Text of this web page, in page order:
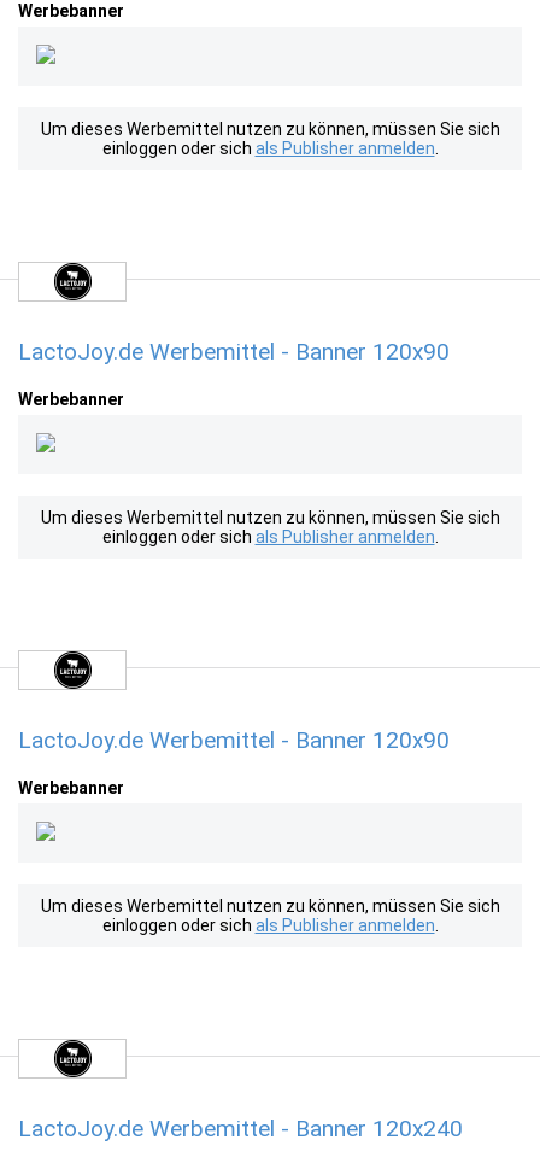
Werbebanner
Um dieses Werbemittel nutzen zu können, müssen Sie sich
einloggen oder sich als Publisher anmelden
LactoJoy.de Werbemittel - Banner 120x90
Werbebanner
Um dieses Werbemittel nutzen zu können, müssen Sie sich
einloggen oder sich als Publisher anmelden
LactoJoy.de Werbemittel - Banner 120x90
Werbebanner
Um dieses Werbemittel nutzen zu können, müssen Sie sich
einloggen oder sich als Publisher anmelden
LactoJoy.de Werbemittel - Banner 120x240